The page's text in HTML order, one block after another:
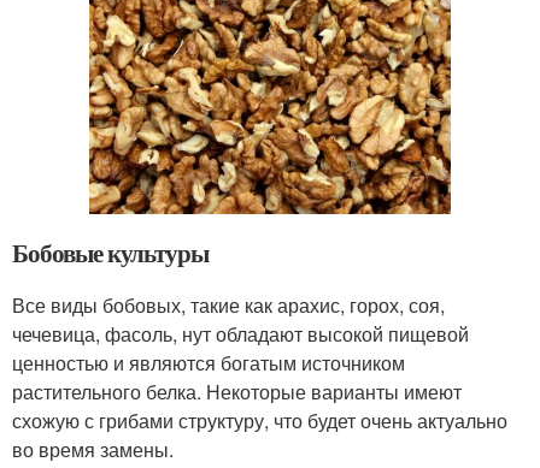
Бобовые культуры
Все виды бобовых, такие как арахис, горох, соя,
чечевица, фасоль, нут обладают высокой пищевой
ценностью и являются богатым источником
растительного белка. Некоторые варианты имеют
схожую с грибами структуру, что будет очень актуально
во время замены.